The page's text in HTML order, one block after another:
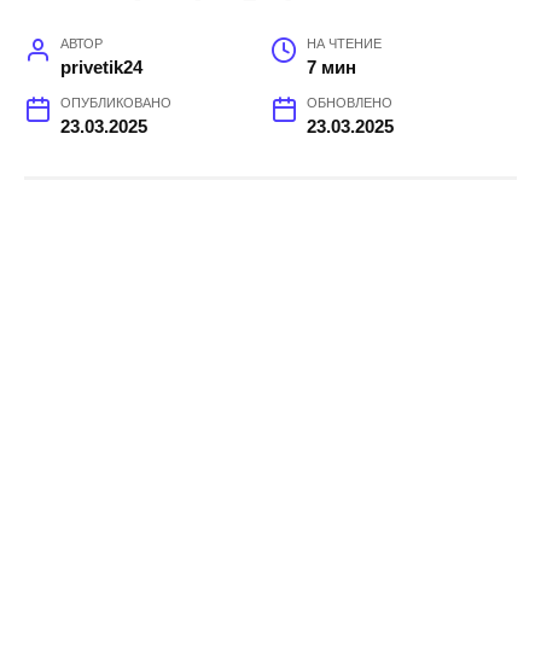
АВТОР
privetik24
НА ЧТЕНИЕ
7 мин
ОПУБЛИКОВАНО
23.03.2025
ОБНОВЛЕНО
23.03.2025